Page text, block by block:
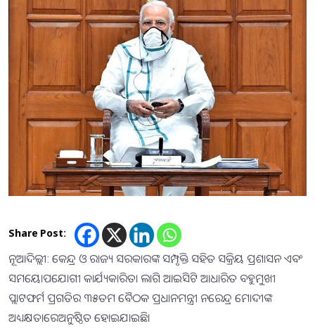
Share Post:
ନୂଆଦିଲ୍ଲୀ: କେନ୍ଦ୍ର ଓ ରାଜ୍ୟ ସରକାରଙ୍କ ସମ୍ପୃକ୍ତି ସହିତ ସକ୍ରିୟ ପ୍ରଶାସନ ଏବଂ
ସମୟୋପଯୋଗୀ କାର୍ଯ୍ୟକାରିତା ଲାଗି ଆଇସିଟି ଆଧାରିତ ବହୁମୁଖୀ
ପ୍ଲାଟଫର୍ମ ପ୍ରଗତିର ୩୫ତମ ବୈଠକ ପ୍ରଧାନମନ୍ତ୍ରୀ ନରେନ୍ଦ୍ର ମୋଦୀଙ୍କ
ଅଧ୍ୟକ୍ଷତାରେଅନୁଷ୍ଠିତ ହୋଇଯାଇଛି।